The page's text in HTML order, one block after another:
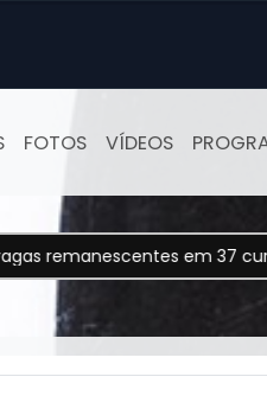
FOTOS VÍDEOS
em 37 cursos de